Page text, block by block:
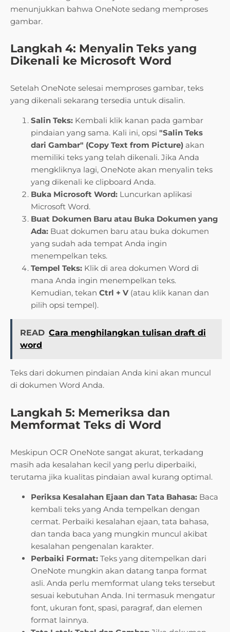
menunjukkan bahwa OneNote sedang memproses
gambar.
Langkah 4: Menyalin Teks yang
Dikenali ke Microsoft Word
Setelah OneNote selesai memproses gambar, teks
yang dikenali sekarang tersedia untuk disalin.
Salin Teks: Kembali klik kanan pada gambar
pindaian yang sama. Kali ini, opsi "Salin Teks
dari Gambar" (Copy Text from Picture) akan
memiliki teks yang telah dikenali. Jika Anda
mengkliknya lagi, OneNote akan menyalin teks
yang dikenali ke clipboard Anda.
Buka Microsoft Word: Luncurkan aplikasi
Microsoft Word.
Buat Dokumen Baru atau Buka Dokumen yang
Ada: Buat dokumen baru atau buka dokumen
yang sudah ada tempat Anda ingin
menempelkan teks.
Tempel Teks: Klik di area dokumen Word di
mana Anda ingin menempelkan teks.
Kemudian, tekan Ctrl + V (atau klik kanan dan
pilih opsi tempel).
READ Cara menghilangkan tulisan draft di
word
Teks dari dokumen pindaian Anda kini akan muncul
di dokumen Word Anda.
Langkah 5: Memeriksa dan
Memformat Teks di Word
Meskipun OCR OneNote sangat akurat, terkadang
masih ada kesalahan kecil yang perlu diperbaiki,
terutama jika kualitas pindaian awal kurang optimal.
Periksa Kesalahan Ejaan dan Tata Bahasa: Baca
kembali teks yang Anda tempelkan dengan
cermat. Perbaiki kesalahan ejaan, tata bahasa,
dan tanda baca yang mungkin muncul akibat
kesalahan pengenalan karakter.
Perbaiki Format: Teks yang ditempelkan dari
OneNote mungkin akan datang tanpa format
asli. Anda perlu memformat ulang teks tersebut
sesuai kebutuhan Anda. Ini termasuk mengatur
font, ukuran font, spasi, paragraf, dan elemen
format lainnya.